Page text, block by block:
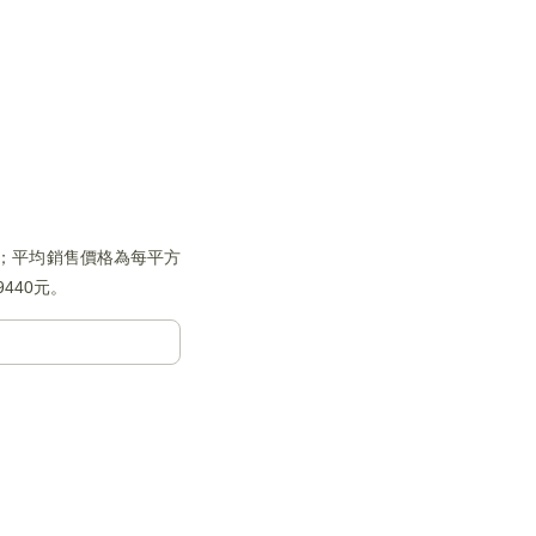
平均銷售價格為每平方
元。